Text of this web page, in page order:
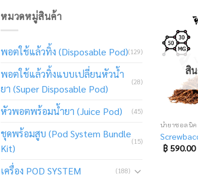
หมวดหมู่สินค้า
พอตใช้แล้วทิ้ง (Disposable Pod)(129)
พอตใช้แล้วทิ้งแบบเปลี่ยนหัวน้ำ
ยา (Super Disposable Pod)
(28)
หัวพอตพร้อมน้ำยา (Juice Pod) (45)
ชุดพร้อมสูบ (Pod System Bundle
Kit)
(15)
เครื่อง POD SYSTEM (188)
สิ
น้ำยาซอลนิค
฿590.00